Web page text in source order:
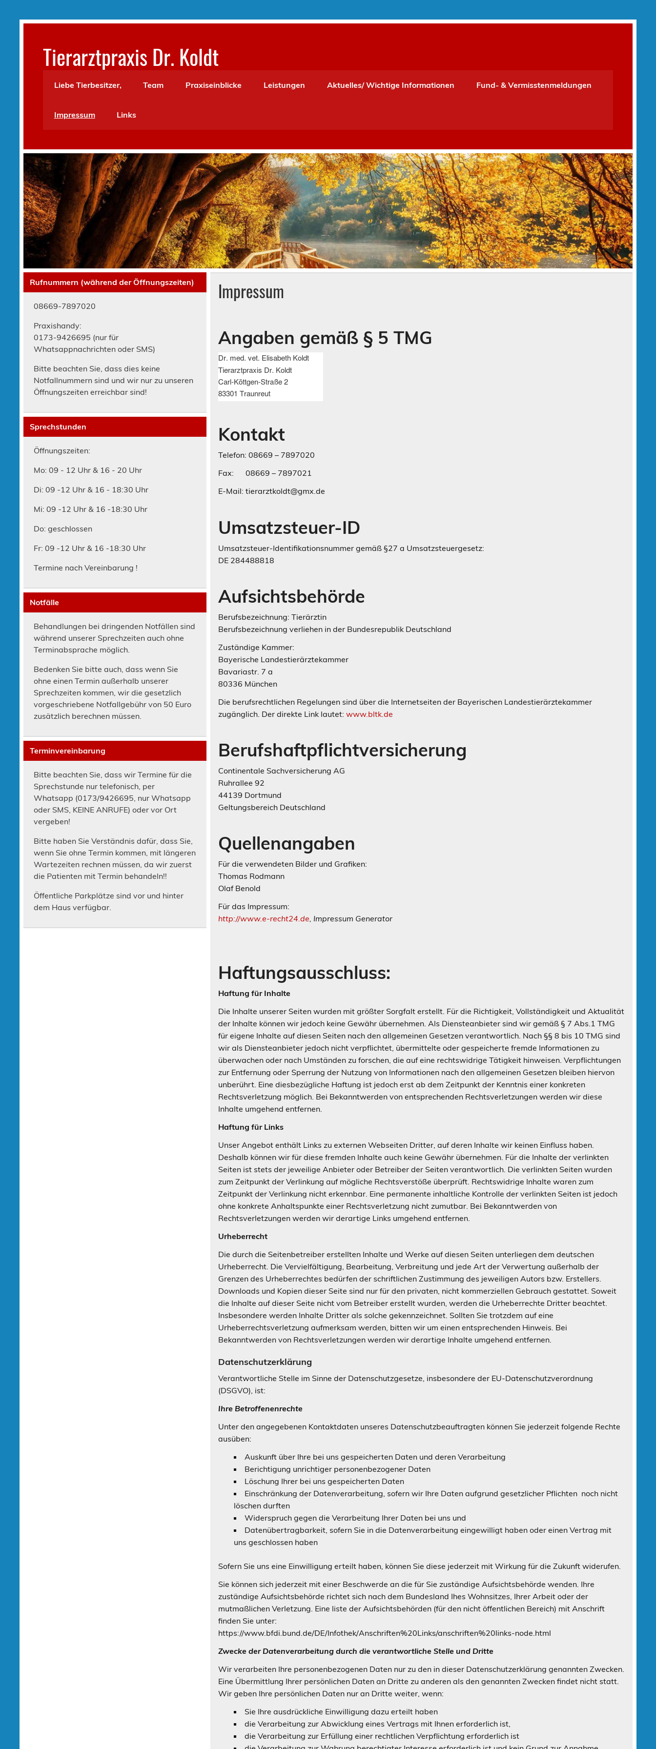
content
Tierarztpraxis Dr. Koldt
Liebe Tierbesitzer, Team Praxiseinblicke Leistungen Aktuelles/ Wichtige Informationen Fund- & Vermisstenmeldungen
Impressum Links
Impressum
Angaben gemäß § 5 TMG
Kontakt
Telefon: 08669 – 7897020
Fax: 08669 – 7897021
E-Mail: tierarztkoldt@gmx.de
Umsatzsteuer-ID
Umsatzsteuer-Identifikationsnummer gemäß §27 a Umsatzsteuergesetz:
DE 284488818
Aufsichtsbehörde
Berufsbezeichnung: Tierärztin
Berufsbezeichnung verliehen in der Bundesrepublik Deutschland
Zuständige Kammer:
Bayerische Landestierärztekammer
Bavariastr. 7 a
80336 München
Die berufsrechtlichen Regelungen sind über die Internetseiten der Bayerischen Landestierärztekammer
zugänglich. Der direkte Link lautet: www.bltk.de
Berufshaftpflichtversicherung
Continentale Sachversicherung AG
Ruhrallee 92
44139 Dortmund
Geltungsbereich Deutschland
Quellenangaben
Für die verwendeten Bilder und Grafiken:
Thomas Rodmann
Olaf Benold
Für das Impressum:
http://www.e-recht24.de, Impressum Generator
Haftungsausschluss:
Haftung für Inhalte
Die Inhalte unserer Seiten wurden mit größter Sorgfalt erstellt. Für die Richtigkeit, Vollständigkeit und Aktualität
der Inhalte können wir jedoch keine Gewähr übernehmen. Als Diensteanbieter sind wir gemäß § 7 Abs.1 TMG
für eigene Inhalte auf diesen Seiten nach den allgemeinen Gesetzen verantwortlich. Nach §§ 8 bis 10 TMG sind
wir als Diensteanbieter jedoch nicht verpflichtet, übermittelte oder gespeicherte fremde Informationen zu
überwachen oder nach Umständen zu forschen, die auf eine rechtswidrige Tätigkeit hinweisen. Verpflichtungen
zur Entfernung oder Sperrung der Nutzung von Informationen nach den allgemeinen Gesetzen bleiben hiervon
unberührt. Eine diesbezügliche Haftung ist jedoch erst ab dem Zeitpunkt der Kenntnis einer konkreten
Rechtsverletzung möglich. Bei Bekanntwerden von entsprechenden Rechtsverletzungen werden wir diese
Inhalte umgehend entfernen.
Haftung für Links
Unser Angebot enthält Links zu externen Webseiten Dritter, auf deren Inhalte wir keinen Einfluss haben.
Deshalb können wir für diese fremden Inhalte auch keine Gewähr übernehmen. Für die Inhalte der verlinkten
Seiten ist stets der jeweilige Anbieter oder Betreiber der Seiten verantwortlich. Die verlinkten Seiten wurden
zum Zeitpunkt der Verlinkung auf mögliche Rechtsverstöße überprüft. Rechtswidrige Inhalte waren zum
Zeitpunkt der Verlinkung nicht erkennbar. Eine permanente inhaltliche Kontrolle der verlinkten Seiten ist jedoch
ohne konkrete Anhaltspunkte einer Rechtsverletzung nicht zumutbar. Bei Bekanntwerden von
Rechtsverletzungen werden wir derartige Links umgehend entfernen.
Urheberrecht
Die durch die Seitenbetreiber erstellten Inhalte und Werke auf diesen Seiten unterliegen dem deutschen
Urheberrecht. Die Vervielfältigung, Bearbeitung, Verbreitung und jede Art der Verwertung außerhalb der
Grenzen des Urheberrechtes bedürfen der schriftlichen Zustimmung des jeweiligen Autors bzw. Erstellers.
Downloads und Kopien dieser Seite sind nur für den privaten, nicht kommerziellen Gebrauch gestattet. Soweit
die Inhalte auf dieser Seite nicht vom Betreiber erstellt wurden, werden die Urheberrechte Dritter beachtet.
Insbesondere werden Inhalte Dritter als solche gekennzeichnet. Sollten Sie trotzdem auf eine
Urheberrechtsverletzung aufmerksam werden, bitten wir um einen entsprechenden Hinweis. Bei
Bekanntwerden von Rechtsverletzungen werden wir derartige Inhalte umgehend entfernen.
Datenschutzerklärung
Verantwortliche Stelle im Sinne der Datenschutzgesetze, insbesondere der EU-Datenschutzverordnung
(DSGVO), ist:
Ihre Betroffenenrechte
Unter den angegebenen Kontaktdaten unseres Datenschutzbeauftragten können Sie jederzeit folgende Rechte
ausüben:
Auskunft über Ihre bei uns gespeicherten Daten und deren Verarbeitung
Berichtigung unrichtiger personenbezogener Daten
Löschung Ihrer bei uns gespeicherten Daten
Einschränkung der Datenverarbeitung, sofern wir Ihre Daten aufgrund gesetzlicher Pflichten noch nicht
löschen durften
Widerspruch gegen die Verarbeitung Ihrer Daten bei uns und
Datenübertragbarkeit, sofern Sie in die Datenverarbeitung eingewilligt haben oder einen Vertrag mit
uns geschlossen haben
Sofern Sie uns eine Einwilligung erteilt haben, können Sie diese jederzeit mit Wirkung für die Zukunft widerufen.
Sie können sich jederzeit mit einer Beschwerde an die für Sie zuständige Aufsichtsbehörde wenden. Ihre
zuständige Aufsichtsbehörde richtet sich nach dem Bundesland Ihes Wohnsitzes, Ihrer Arbeit oder der
mutmaßlichen Verletzung. Eine liste der Aufsichtsbehörden (für den nicht öffentlichen Bereich) mit Anschrift
finden Sie unter:
https://www.bfdi.bund.de/DE/Infothek/Anschriften%20Links/anschriften%20links-node.html
Zwecke der Datenverarbeitung durch die verantwortliche Stelle und Dritte
Wir verarbeiten Ihre personenbezogenen Daten nur zu den in dieser Datenschutzerklärung genannten Zwecken.
Eine Übermittlung Ihrer persönlichen Daten an Dritte zu anderen als den genannten Zwecken findet nicht statt.
Wir geben Ihre persönlichen Daten nur an Dritte weiter, wenn:
Sie Ihre ausdrückliche Einwilligung dazu erteilt haben
die Verarbeitung zur Abwicklung eines Vertrags mit Ihnen erforderlich ist,
die Verarbeitung zur Erfüllung einer rechtlichen Verpflichtung erforderlich ist
Rufnummern (während der Öffnungszeiten)
08669-7897020
Praxishandy:
0173-9426695 (nur für
Whatsappnachrichten oder SMS)
Bitte beachten Sie, dass dies keine
Notfallnummern sind und wir nur zu unseren
Öffnungszeiten erreichbar sind!
Sprechstunden
Öffnungszeiten:
Mo: 09 - 12 Uhr & 16 - 20 Uhr
Di: 09 -12 Uhr & 16 - 18:30 Uhr
Mi: 09 -12 Uhr & 16 -18:30 Uhr
Do: geschlossen
Fr: 09 -12 Uhr & 16 -18:30 Uhr
Termine nach Vereinbarung !
Notfälle
Behandlungen bei dringenden Notfällen sind
während unserer Sprechzeiten auch ohne
Terminabsprache möglich.
Bedenken Sie bitte auch, dass wenn Sie
ohne einen Termin außerhalb unserer
Sprechzeiten kommen, wir die gesetzlich
vorgeschriebene Notfallgebühr von 50 Euro
zusätzlich berechnen müssen.
Terminvereinbarung
Bitte beachten Sie, dass wir Termine für die
Sprechstunde nur telefonisch, per
Whatsapp (0173/9426695, nur Whatsapp
oder SMS, KEINE ANRUFE) oder vor Ort
vergeben!
Bitte haben Sie Verständnis dafür, dass Sie,
wenn Sie ohne Termin kommen, mit längeren
Wartezeiten rechnen müssen, da wir zuerst
die Patienten mit Termin behandeln!!
Öffentliche Parkplätze sind vor und hinter
dem Haus verfügbar.